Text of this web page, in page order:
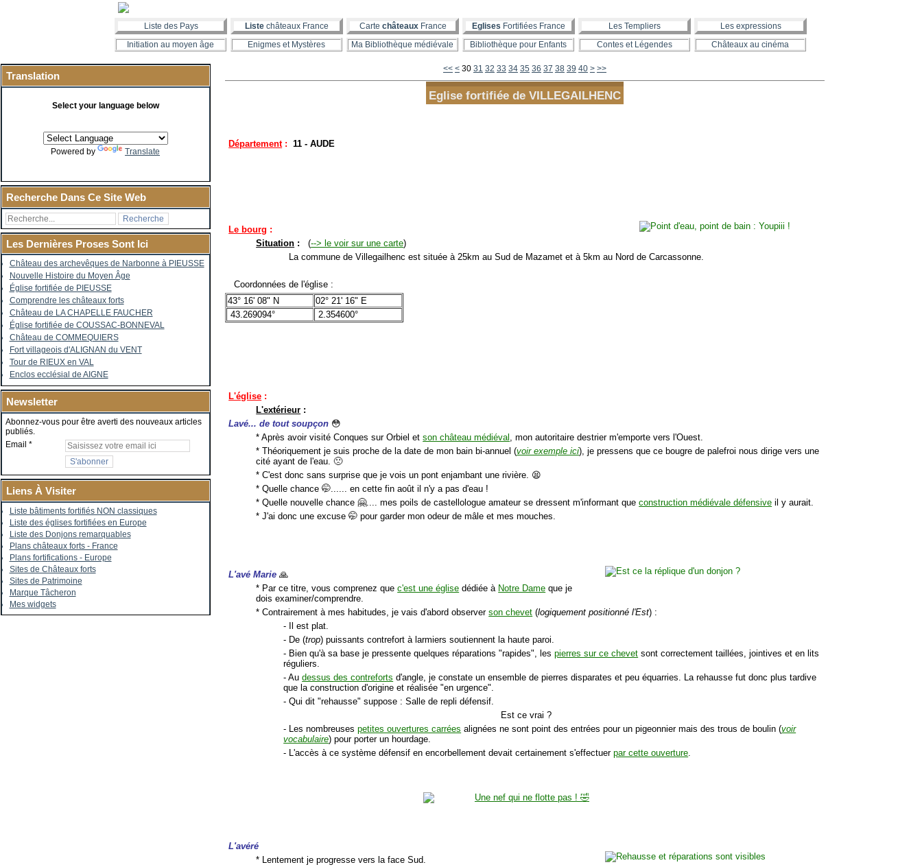
Liste des Pays Liste châteaux France Carte châteauxFrance Eglises Fortifiées France Les Templiers
Les expressions
Initiation au moyen âge
Enigmes et Mystères Ma Bibliothèque médiévale Bibliothèque pour Enfants Contes et Légendes Châteaux au cinéma
Translation
Select your language below
Powered by Translate
Recherche Dans Ce Site Web
Les Dernières Proses Sont Ici
Château des archevêques de Narbonne à PIEUSSE
Nouvelle Histoire du Moyen Âge
Église fortifiée de PIEUSSE
Comprendre les châteaux forts
Château de LA CHAPELLE FAUCHER
Église fortifiée de COUSSAC-BONNEVAL
Château de COMMEQUIERS
Fort villageois d'ALIGNAN du VENT
Tour de RIEUX en VAL
Enclos ecclésial de AIGNE
Newsletter
Abonnez-vous pour être averti des nouveaux articles
publiés.
Email
Liens À Visiter
Liste bâtiments fortifiés NON classiques
Liste des églises fortifiées en Europe
Liste des Donjons remarquables
Plans châteaux forts - France
Plans fortifications - Europe
Sites de Châteaux forts
Sites de Patrimoine
Marque Tâcheron
Mes widgets
<< < 10
20
30 31 32 33 34 35 36 37 38 39 40 50
60
70
80
90
100
200
300
400
500
600
700
800
900
1000
1100
1200
1300
1400
1500
1600
1700
1800
1900
2000
2100
2200
2300
2400
2500
2600
2700
2800
2900
3000
3100
3200
3300
3400
3500
3600
3700
3800
3900
4000
4100
4200
4300
4400
4500
4600
4700
4800
4900
5000
5100
5200
5300
5400
5500
5600
> >>
Eglise fortifiée de VILLEGAILHENC
Département: 11 - AUDE
Le bourg :
Situation : (--> le voir sur une carte)
La commune de Villegailhenc est située à 25km au Sud de Mazamet et à 5km au Nord de Carcassonne.
Coordonnées de l'église :
43° 16' 08" N
02° 21' 16" E
43.269094°
2.354600°
L'église :
L'extérieur :
Lavé... de tout soupçon 😳
* Après avoir visité Conques sur Orbiel etson château médiéval
, mon autoritaire destrier m'emporte vers l'Ouest.
* Théoriquement je suis proche de la date de mon bain bi-annuel (voir exemple ici), je pressens que ce bougre de palefroi nous dirige vers une
cité ayant de l'eau. 🙁
* C'est donc sans surprise que je vois un pont enjambant une rivière. 😫
* Quelle chance 🤭...... en cette fin août il n'y a pas d'eau !
* Quelle nouvelle chance 🤗.... mes poils de castellologue amateur se dressent m'informant queconstruction médiévale défensive il y aurait.
* J'ai donc une excuse 🤭 pour garder mon odeur de mâle et mes mouches.
L'avé Marie🙏
* Par ce titre, vous comprenez quec'est une église dédiée à Notre Dame que je
dois examiner/comprendre.
* Contrairement à mes habitudes, je vais d'abord observerson chevet (logiquement positionné l'Est) :
- Il est plat.
- De (trop) puissants contrefort à larmiers soutiennent la haute paroi.
- Bien qu'à sa base je pressente quelques réparations "rapides", lespierres sur ce chevet sont correctement taillées, jointives et en lits
réguliers.
- Audessus des contreforts d'angle, je constate un ensemble de pierres disparates et peu équarries. La rehausse fut donc plus tardive
que la construction d'origine et réalisée "en urgence".
- Qui dit "rehausse" suppose : Salle de repli défensif.
Est ce vrai ?
- Les nombreusespetites ouvertures carrées alignées ne sont point des entrées pour un pigeonnier mais des trous de boulin (voir
vocabulaire) pour porter un hourdage.
- L'accès à ce système défensif en encorbellement devait certainement s'effectuerpar cette ouverture
L'avéré
* Lentement je progresse vers la face Sud.